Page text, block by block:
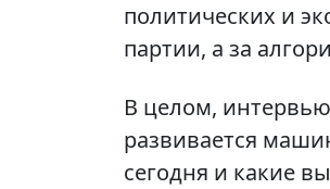
политических и
партии, а за
В целом,
развивается
сегодня и какие